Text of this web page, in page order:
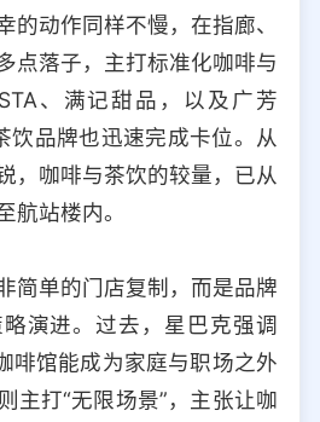
的动作同样不慢，在指廊、
点落子，主打标准化咖啡与
、满记甜品，以及广芳
饮品牌也迅速完成卡位。从
，咖啡与茶饮的较量，已从
航站楼内。
简单的门店复制，而是品牌
演进。过去，星巴克强调
啡馆能成为家庭与职场之外
主打“无限场景”，主张让咖